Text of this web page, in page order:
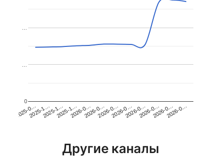
2025-0…2025-1…2025-1…2025-1…2026-0…2026-0…2026-0…2026-0…2026-0…2026-0…2026-0…2026-0…
0
…
Другие каналы